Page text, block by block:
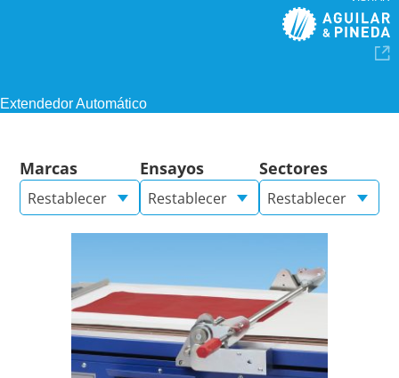
Extendedor Automático
Marcas
Restablecer
Ensayos
Restablecer
Sectores
Restablecer